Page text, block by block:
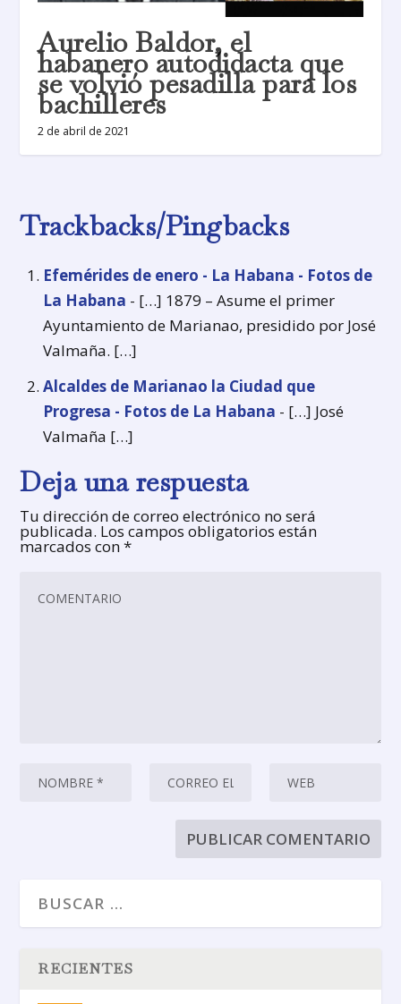
Aurelio Baldor, el
habanero autodidacta que
se volvió pesadilla para los
bachilleres
2 de abril de 2021
Trackbacks/Pingbacks
Efemérides de enero - La Habana - Fotos de
La Habana - […] 1879 – Asume el primer
Ayuntamiento de Marianao, presidido por José
Valmaña. […]
Alcaldes de Marianao la Ciudad que
Progresa - Fotos de La Habana - […] José
Valmaña […]
Deja una respuesta
Tu dirección de correo electrónico no será
publicada. Los campos obligatorios están
marcados con*
RECIENTES